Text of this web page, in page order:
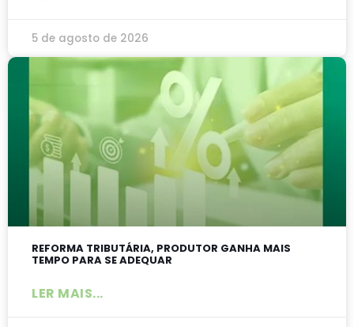
5 de agosto de 2026
REFORMA TRIBUTÁRIA, PRODUTOR GANHA MAIS
TEMPO PARA SE ADEQUAR
LER MAIS...